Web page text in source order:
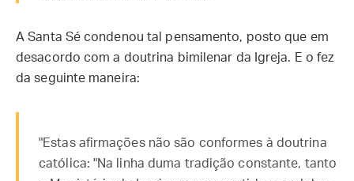
A Santa Sé condenou tal pensamento, posto que em
desacordo com a doutrina bimilenar da Igreja. E o fez
da seguinte maneira:
"Estas afirmações não são conformes à doutrina
católica: "Na linha duma tradição constante, tanto